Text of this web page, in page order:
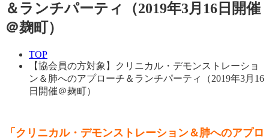
＆ランチパーティ（2019年3月16日開催
＠麹町）
TOP
【協会員の方対象】クリニカル・デモンストレーショ
ン＆肺へのアプローチ＆ランチパーティ（2019年3月16
日開催＠麹町）
「クリニカル・デモンストレーション＆肺へのアプロ